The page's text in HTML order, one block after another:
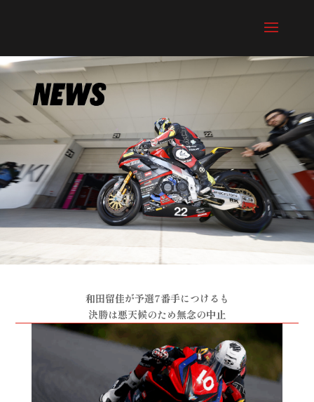
和田留佳が予選7番手につけるも
決勝は悪天候のため無念の中止